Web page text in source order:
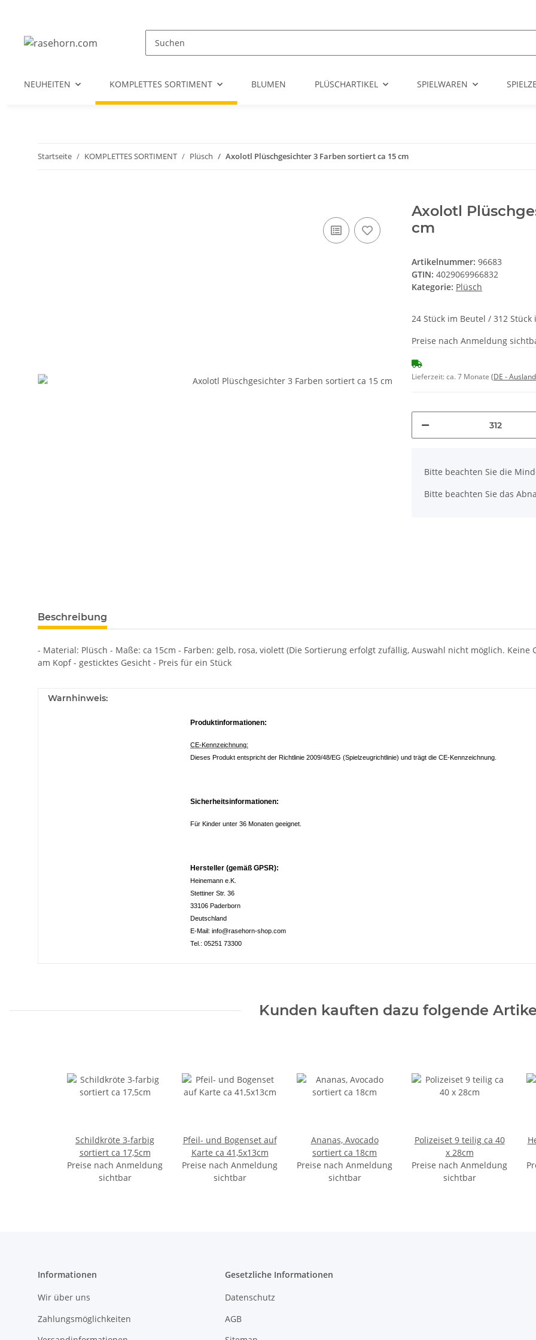
NEUHEITEN KOMPLETTES SORTIMENT BLUMEN PLÜSCHARTIKEL SPIELWAREN
Startseite KOMPLETTES SORTIMENT Plüsch Axolotl Plüschgesichter 3 Farben sortiert ca 15 cm
Axolotl
cm
Artikelnummer: 96683
GTIN: 4029069966832
Kategorie: Plüsch
24 Stück im Beutel / 312
Preise nach Anmeldung
Lieferzeit:ca. 7 Monate (DE -
Bitte beachten Sie die
Bitte beachten Sie das
Beschreibung
- Material: Plüsch - Maße: ca 15cm - Farben: gelb, rosa, violett (Die Sortierung erfolgt zufällig, Auswahl nicht möglich.
am Kopf - gesticktes Gesicht - Preis für ein Stück
Warnhinweis:
Produktinformationen:
CE-Kennzeichnung:
Dieses Produkt entspricht der Richtlinie 2009/48/EG (Spielzeugrichtlinie) und trägt die CE-Kennzeichnung.
Sicherheitsinformationen:
Für Kinder unter 36 Monaten geeignet.
Hersteller (gemäß GPSR):
Heinemann e.K.
Stettiner Str. 36
33106 Paderborn
Deutschland
E-Mail: info@rasehorn-shop.com
Tel.: 05251 73300
Kunden kauften dazu folgende
Schildkröte 3-farbig
sortiert ca 17,5cm
Preise nach Anmeldung
sichtbar
Pfeil- und Bogenset auf
Karte ca 41,5x13cm
Preise nach Anmeldung
sichtbar
Ananas, Avocado
sortiert ca 18cm
Preise nach Anmeldung
sichtbar
Polizeiset 9 teilig ca 40
x 28cm
Preise nach Anmeldung
sichtbar
Informationen
Wir über uns
Zahlungsmöglichkeiten
Gesetzliche Informationen
Datenschutz
AGB